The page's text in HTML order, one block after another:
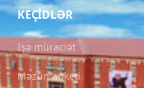
KEÇIDLƏR
İşə müraciət
Məzun anketi